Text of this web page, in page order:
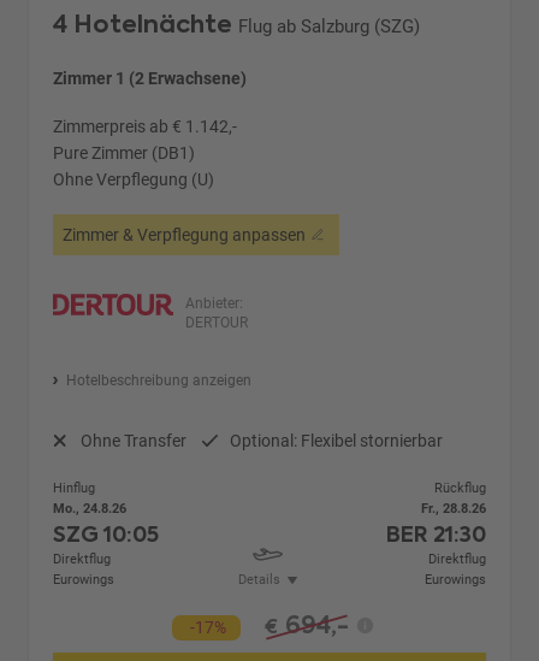
4 Hotelnächte Flug ab Salzburg (SZG)
Zimmer 1 (2 Erwachsene)
Zimmerpreis ab € 1.142,-
Pure Zimmer (DB1)
Ohne Verpflegung (U)
Zimmer & Verpflegung anpassen
Anbieter:
DERTOUR
Hotelbeschreibung anzeigen
Ohne Transfer Optional: Flexibel stornierbar
Hinflug
Mo., 24.8.26
SZG10:05
Direktflug
Eurowings
Details
Rückflug
Fr., 28.8.26
BER 21:30
Direktflug
Eurowings
-17% € 694,-